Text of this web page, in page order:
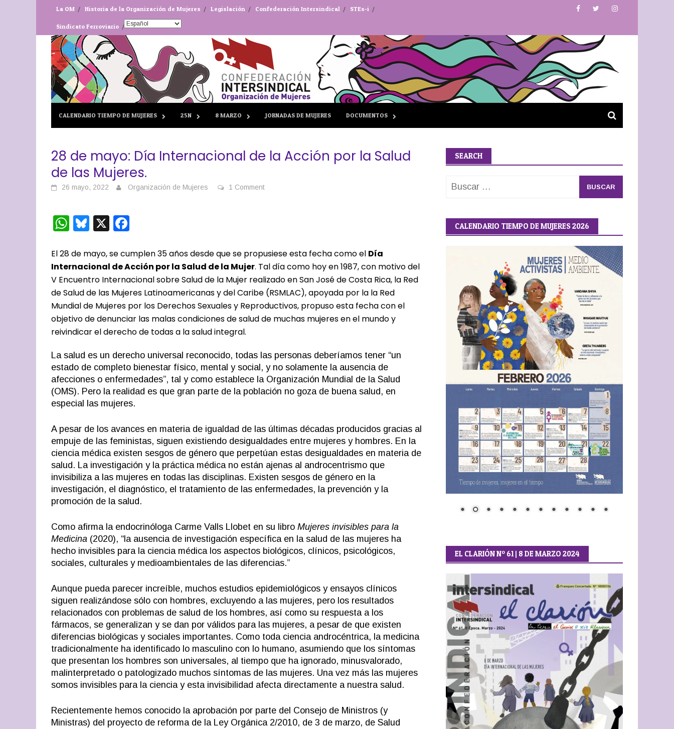
content
La OM Historia de la Organización de Mujeres Legislación Confederación Intersindical STEs-i
Sindicato Ferroviario
CALENDARIO TIEMPO DE MUJERES 25N 8 MARZO JORNADAS DE MUJERES DOCUMENTOS
28 de mayo: Día Internacional de la Acción por la Salud
de las Mujeres.
26 mayo, 2022 Organización de Mujeres 1 Comment
WhatsApp
Bluesky
X
El 28 de mayo, se cumplen 35 años desde que se propusiese esta fecha como el Día
Internacional de Acción por la Salud de la Mujer. Tal día como hoy en 1987, con motivo del
V Encuentro Internacional sobre Salud de la Mujer realizado en San José de Costa Rica, la Red
de Salud de las Mujeres Latinoamericanas y del Caribe (RSMLAC), apoyada por la la Red
Mundial de Mujeres por los Derechos Sexuales y Reproductivos, propuso esta fecha con el
objetivo de denunciar las malas condiciones de salud de muchas mujeres en el mundo y
reivindicar el derecho de todas a la salud integral.
La salud es un derecho universal reconocido, todas las personas deberíamos tener “un
estado de completo bienestar físico, mental y social, y no solamente la ausencia de
afecciones o enfermedades”, tal y como establece la Organización Mundial de la Salud
(OMS). Pero la realidad es que gran parte de la población no goza de buena salud, en
especial las mujeres.
A pesar de los avances en materia de igualdad de las últimas décadas producidos gracias al
empuje de las feministas, siguen existiendo desigualdades entre mujeres y hombres. En la
ciencia médica existen sesgos de género que perpetúan estas desigualdades en materia de
salud. La investigación y la práctica médica no están ajenas al androcentrismo que
invisibiliza a las mujeres en todas las disciplinas. Existen sesgos de género en la
investigación, el diagnóstico, el tratamiento de las enfermedades, la prevención y la
promoción de la salud.
Como afirma la endocrinóloga Carme Valls Llobet en su libro Mujeres invisibles para la
Medicina (2020), “la ausencia de investigación específica en la salud de las mujeres ha
hecho invisibles para la ciencia médica los aspectos biológicos, clínicos, psicológicos,
sociales, culturales y medioambientales de las diferencias.”
Aunque pueda parecer increíble, muchos estudios epidemiológicos y ensayos clínicos
siguen realizándose sólo con hombres, excluyendo a las mujeres, pero los resultados
relacionados con problemas de salud de los hombres, así como su respuesta a los
fármacos, se generalizan y se dan por válidos para las mujeres, a pesar de que existen
diferencias biológicas y sociales importantes. Como toda ciencia androcéntrica, la medicina
tradicionalmente ha identificado lo masculino con lo humano, asumiendo que los síntomas
que presentan los hombres son universales, al tiempo que ha ignorado, minusvalorado,
malinterpretado o patologizado muchos síntomas de las mujeres. Una vez más las mujeres
somos invisibles para la ciencia y esta invisibilidad afecta directamente a nuestra salud.
Recientemente hemos conocido la aprobación por parte del Consejo de Ministros (y
Ministras) del proyecto de reforma de la Ley Orgánica 2/2010, de 3 de marzo, de Salud
SEARCH
Buscar:
CALENDARIO TIEMPO DE MUJERES 2026
EL CLARIÓN Nº 61 | 8 DE MARZO 2024